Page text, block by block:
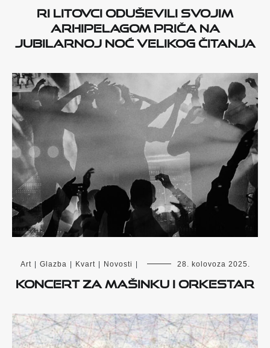
Ri Litovci oduševili svojim
arhipelagom priča na
jubilarnoj Noć velikog čitanja
Art Glazba Kvart Novosti 28. kolovoza 2025.
Koncert za mašinku i orkestar